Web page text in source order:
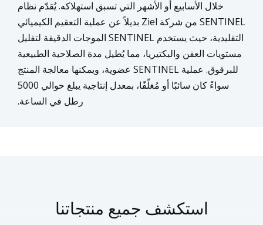
خلال الأسابيع أو الأشهر التي تسبق استهلاكه. يُقدّم نظام
SENTINEL من شركة Ziel بديلاً عن عملية التعقيم الكيميائي
التقليدية، حيث يستخدم SENTINEL الموجات الدقيقة لتقليل
مستويات العفن والبكتيريا، مما يُطيل مدة الصلاحية الطبيعية
للبرقوق. عملية SENTINEL عضوية، ويمكنها معالجة المنتج
سواءً كان سائبًا أو مُغلّفًا، بمعدل إنتاجية يبلغ حوالي 5000
رطل في الساعة.
استكشف جميع منتجاتنا